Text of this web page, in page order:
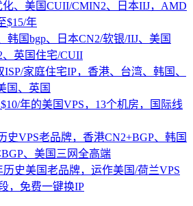
化、美国CUII/CMIN2、日本IIJ，AMD
$15/年
韩国bgp、日本CN2/软银/IIJ、美国
英国住宅/CUII
ISP/家庭住宅IP，香港、台湾、韩国、
国、英国
年的美国VPS，13个机房，国际线
史VPS老品牌，香港CN2+BGP、韩国
、美国三网全高端
历史美国老品牌，运作美国/荷兰VPS
，免费一键换IP